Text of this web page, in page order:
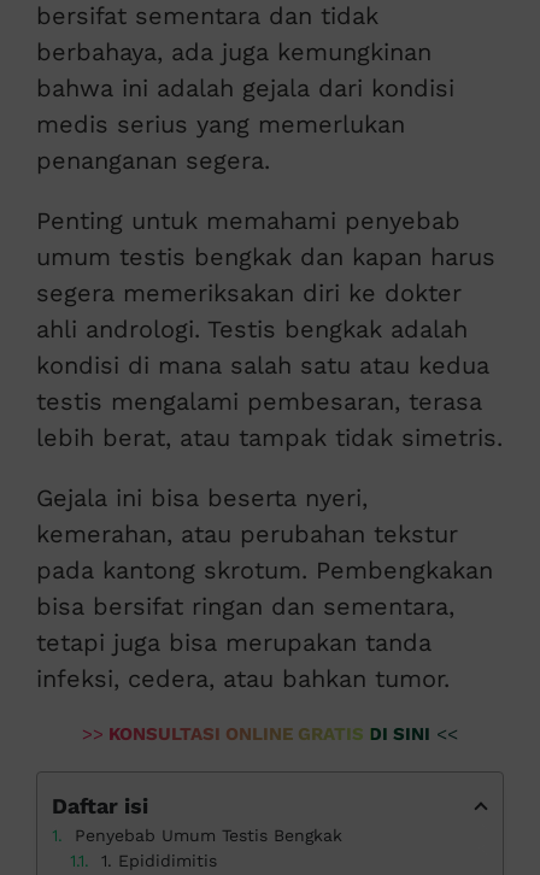
bersifat sementara dan tidak
berbahaya, ada juga kemungkinan
bahwa ini adalah gejala dari kondisi
medis serius yang memerlukan
penanganan segera.
Penting untuk memahami penyebab
umum testis bengkak dan kapan harus
segera memeriksakan diri ke dokter
ahli andrologi. Testis bengkak adalah
kondisi di mana salah satu atau kedua
testis mengalami pembesaran, terasa
lebih berat, atau tampak tidak simetris.
Gejala ini bisa beserta nyeri,
kemerahan, atau perubahan tekstur
pada kantong skrotum. Pembengkakan
bisa bersifat ringan dan sementara,
tetapi juga bisa merupakan tanda
infeksi, cedera, atau bahkan tumor.
>> KONSULTASI ONLINE GRATIS DI SINI <<
Daftar isi
Penyebab Umum Testis Bengkak
1. Epididimitis